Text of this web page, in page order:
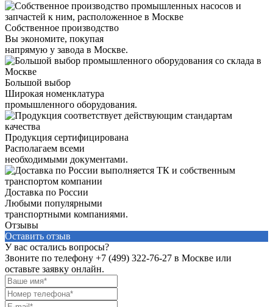
Собственное производство
Вы экономите, покупая
напрямую у завода в Москве.
Большой выбор
Широкая номенклатура
промышленного оборудования.
Продукция сертифицирована
Располагаем всеми
необходимыми документами.
Доставка по России
Любыми популярными
транспортными компаниями.
Отзывы
Оставить отзыв
У вас остались вопросы?
Звоните по телефону +7 (499) 322-76-27 в Москве или
оставьте заявку онлайн.